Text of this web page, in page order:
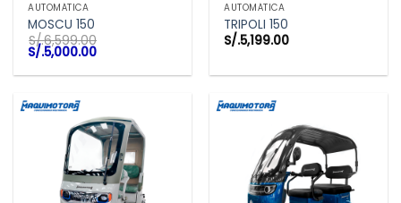
AUTOMÁTICA
MOSCU 150
S/.6,599.00
El
precio
original
S/.6,599.00.
S/.5,000.00El
actual
AUTOMÁTICA
TRIPOLI 150
S/.5,199.00